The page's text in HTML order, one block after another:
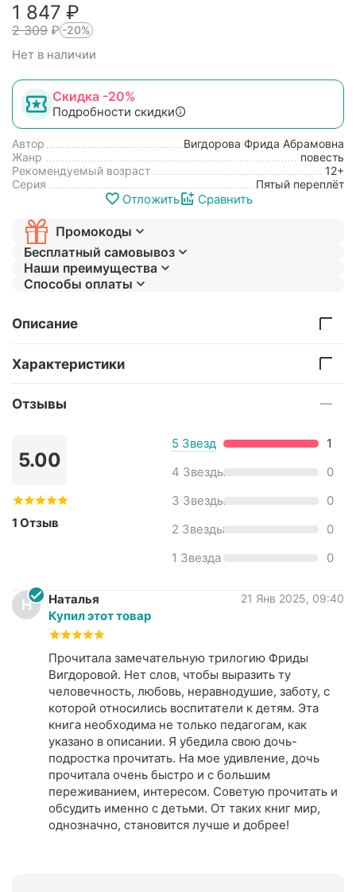
1 847 ₽
2 309 ₽-20%
Нет в наличии
Скидка -20%
Подробности скидки
Автор
Вигдорова Фрида Абрамовна
Жанр
повесть
Рекомендуемый возраст
12+
Серия
Пятый переплёт
Отложить Сравнить
Промокоды
Бесплатный самовывоз
Наши преимущества
Способы оплаты
Описание
Характеристики
Отзывы
5.00
1 Отзыв
5 Звезд
1
4 Звезды
0
3 Звезды
0
2 Звезды
0
1 Звезда
0
Н
Наталья
Купил этот товар
21 Янв 2025, 09:40
Прочитала замечательную трилогию Фриды
Вигдоровой. Нет слов, чтобы выразить ту
человечность, любовь, неравнодушие, заботу, с
которой относились воспитатели к детям. Эта
книга необходима не только педагогам, как
указано в описании. Я убедила свою дочь-
подростка прочитать. На мое удивление, дочь
прочитала очень быстро и с большим
переживанием, интересом. Советую прочитать и
обсудить именно с детьми. От таких книг мир,
однозначно, становится лучше и добрее!